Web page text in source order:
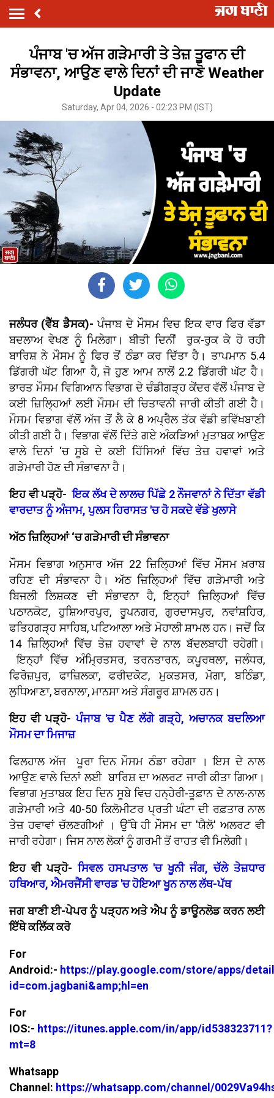
ਪੰਜਾਬ 'ਚ ਅੱਜ ਗੜੇਮਾਰੀ ਤੇ ਤੇਜ਼ ਤੂਫਾਨ ਦੀ
ਸੰਭਾਵਨਾ, ਆਉਣ ਵਾਲੇ ਦਿਨਾਂ ਦੀ ਜਾਣੋ Weather
Update
Saturday, Apr 04, 2026 - 02:23 PM (IST)
ਜਲੰਧਰ (ਵੈੱਬ ਡੈਸਕ)-ਪੰਜਾਬ ਦੇ ਮੌਸਮ ਵਿਚ ਇਕ ਵਾਰ ਫਿਰ ਵੱਡਾ
ਬਦਲਾਅ ਵੇਖਣ ਨੂੰ ਮਿਲੇਗਾ। ਬੀਤੀ ਦਿਨੀਂ ਰੁਕ-ਰੁਕ ਕੇ ਹੋ ਰਹੀ
ਬਾਰਿਸ਼ ਨੇ ਮੌਸਮ ਨੂੰ ਫਿਰ ਤੋਂ ਠੰਡਾ ਕਰ ਦਿੱਤਾ ਹੈ। ਤਾਪਮਾਨ 5.4
ਡਿੱਗਰੀ ਘੱਟ ਗਿਆ ਹੈ, ਜੋ ਹੁਣ ਆਮ ਨਾਲੋਂ 2.2 ਡਿੱਗਰੀ ਘੱਟ ਹੈ।
ਭਾਰਤ ਮੌਸਮ ਵਿਗਿਆਨ ਵਿਭਾਗ ਦੇ ਚੰਡੀਗੜ੍ਹ ਕੇਂਦਰ ਵੱਲੋਂ ਪੰਜਾਬ ਦੇ
ਕਈ ਜ਼ਿਲ੍ਹਿਆਂ ਲਈ ਮੌਸਮ ਦੀ ਚਿਤਾਵਨੀ ਜਾਰੀ ਕੀਤੀ ਗਈ ਹੈ।
ਮੌਸਮ ਵਿਭਾਗ ਵੱਲੋਂ ਅੱਜ ਤੋਂ ਲੈ ਕੇ 8 ਅਪ੍ਰੈਲ ਤੱਕ ਵੱਡੀ ਭਵਿੱਖਬਾਣੀ
ਕੀਤੀ ਗਈ ਹੈ। ਵਿਭਾਗ ਵੱਲੋਂ ਦਿੱਤੇ ਗਏ ਅੰਕੜਿਆਂ ਮੁਤਾਬਕ ਆਉਣ
ਵਾਲੇ ਦਿਨਾਂ 'ਚ ਸੂਬੇ ਦੇ ਕਈ ਹਿੱਸਿਆਂ ਵਿੱਚ ਤੇਜ਼ ਹਵਾਵਾਂ ਅਤੇ
ਗੜੇਮਾਰੀ ਹੋਣ ਦੀ ਸੰਭਾਵਨਾ ਹੈ।
ਇਹ ਵੀ ਪੜ੍ਹੋ-ਇਕ ਲੱਖ ਦੇ ਲਾਲਚ ਪਿੱਛੇ 2 ਨੌਜਵਾਨਾਂ ਨੇ ਦਿੱਤਾ ਵੱਡੀ
ਵਾਰਦਾਤ ਨੂੰ ਅੰਜਾਮ, ਪੁਲਸ ਹਿਰਾਸਤ 'ਚ ਹੋ ਸਕਦੇ ਵੱਡੇ ਖੁਲਾਸੇ
ਅੱਠ ਜ਼ਿਲ੍ਹਿਆਂ ‘ਚ ਗੜੇਮਾਰੀ ਦੀ ਸੰਭਾਵਨਾ
ਮੌਸਮ ਵਿਭਾਗ ਅਨੁਸਾਰ ਅੱਜ 22 ਜ਼ਿਲ੍ਹਿਆਂ ਵਿੱਚ ਮੌਸਮ ਖ਼ਰਾਬ
ਰਹਿਣ ਦੀ ਸੰਭਾਵਨਾ ਹੈ। ਅੱਠ ਜ਼ਿਲ੍ਹਿਆਂ ਵਿੱਚ ਗੜੇਮਾਰੀ ਅਤੇ
ਬਿਜਲੀ ਲਿਸ਼ਕਣ ਦੀ ਸੰਭਾਵਨਾ ਹੈ, ਇਨ੍ਹਾਂ ਜ਼ਿਲ੍ਹਿਆਂ ਵਿੱਚ
ਪਠਾਨਕੋਟ, ਹੁਸ਼ਿਆਰਪੁਰ, ਰੂਪਨਗਰ, ਗੁਰਦਾਸਪੁਰ, ਨਵਾਂਸ਼ਹਿਰ,
ਫਤਿਹਗੜ੍ਹ ਸਾਹਿਬ, ਪਟਿਆਲਾ ਅਤੇ ਮੋਹਾਲੀ ਸ਼ਾਮਲ ਹਨ। ਜਦੋਂ ਕਿ
14 ਜ਼ਿਲ੍ਹਿਆਂ ਵਿੱਚ ਤੇਜ਼ ਹਵਾਵਾਂ ਦੇ ਨਾਲ ਬੱਦਲਬਾਹੀ ਰਹੇਗੀ।
ਇਨ੍ਹਾਂ ਵਿੱਚ ਅੰਮ੍ਰਿਤਸਰ, ਤਰਨਤਾਰਨ, ਕਪੂਰਥਲਾ, ਜਲੰਧਰ,
ਫਿਰੋਜ਼ਪੁਰ, ਫਾਜ਼ਿਲਕਾ, ਫਰੀਦਕੋਟ, ਮੁਕਤਸਰ, ਮੋਗਾ, ਬਠਿੰਡਾ,
ਲੁਧਿਆਣਾ, ਬਰਨਾਲਾ, ਮਾਨਸਾ ਅਤੇ ਸੰਗਰੂਰ ਸ਼ਾਮਲ ਹਨ।
ਇਹ ਵੀ ਪੜ੍ਹੋ-ਪੰਜਾਬ 'ਚ ਪੈਣ ਲੱਗੇ ਗੜ੍ਹੇ, ਅਚਾਨਕ ਬਦਲਿਆ
ਮੌਸਮ ਦਾ ਮਿਜਾਜ਼
ਫਿਲਹਾਲ ਅੱਜ ਪੂਰਾ ਦਿਨ ਮੌਸਮ ਠੰਡਾ ਰਹੇਗਾ । ਇਸ ਦੇ ਨਾਲ
ਆਉਣ ਵਾਲੇ ਦਿਨਾਂ ਲਈ ਬਾਰਿਸ਼ ਦਾ ਅਲਰਟ ਜਾਰੀ ਕੀਤਾ ਗਿਆ।
ਵਿਭਾਗ ਮੁਤਾਬਕ ਇਹ ਦਿਨ ਸੂਬੇ ਵਿਚ ਹਨ੍ਹੇਰੀ-ਤੂਫ਼ਾਨ ਦੇ ਨਾਲ-ਨਾਲ
ਗੜੇਮਾਰੀ ਅਤੇ 40-50 ਕਿਲੋਮੀਟਰ ਪ੍ਰਤੀ ਘੰਟਾ ਦੀ ਰਫ਼ਤਾਰ ਨਾਲ
ਤੇਜ਼ ਹਵਾਵਾਂ ਚੱਲਣਗੀਆਂ । ਉੱਥੇ ਹੀ ਮੌਸਮ ਦਾ 'ਯੈਲੋ' ਅਲਰਟ ਵੀ
ਜਾਰੀ ਰਹੇਗਾ। ਜਿਸ ਨਾਲ ਲੋਕਾਂ ਨੂੰ ਗਰਮੀ ਤੋਂ ਰਾਹਤ ਵੀ ਮਿਲੇਗੀ।
ਇਹ ਵੀ ਪੜ੍ਹੋ-ਸਿਵਲ ਹਸਪਤਾਲ 'ਚ ਖੂਨੀ ਜੰਗ, ਚੱਲੇ ਤੇਜ਼ਧਾਰ
ਹਥਿਆਰ, ਐਮਰਜੈਂਸੀ ਵਾਰਡ 'ਚ ਹੋਇਆ ਖੂਨ ਨਾਲ ਲੱਥ-ਪੱਥ
ਜਗ ਬਾਣੀ ਈ-ਪੇਪਰ ਨੂੰ ਪੜ੍ਹਨ ਅਤੇ ਐਪ ਨੂੰ ਡਾਊਨਲੋਡ ਕਰਨ ਲਈ
ਇੱਥੇ ਕਲਿੱਕ ਕਰੋ
For
Android:- https://play.google.com/store/apps/
id=com.jagbani&amp;hl=en
For
IOS:- https://itunes.apple.com/in/app/id538323711?
mt=8
Whatsapp
Channel: https://whatsapp.com/channel/